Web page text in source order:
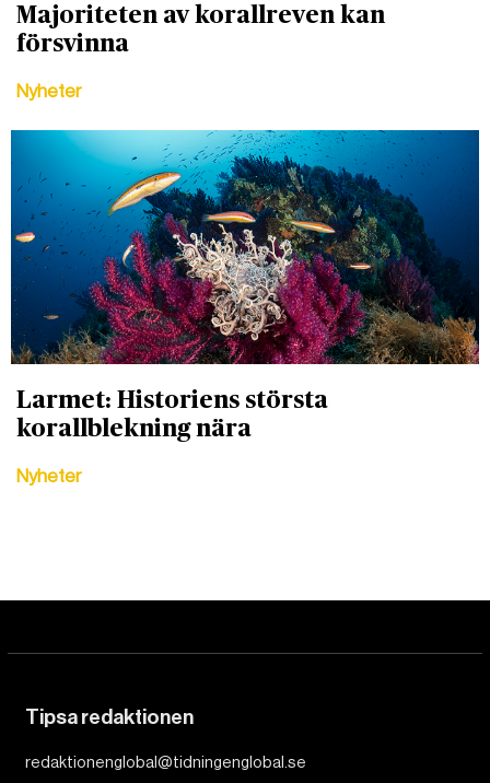
Majoriteten av korallreven kan
försvinna
Nyheter
Larmet: Historiens största
korallblekning nära
Nyheter
Tipsa redaktionen
redaktionenglobal@tidningenglobal.se